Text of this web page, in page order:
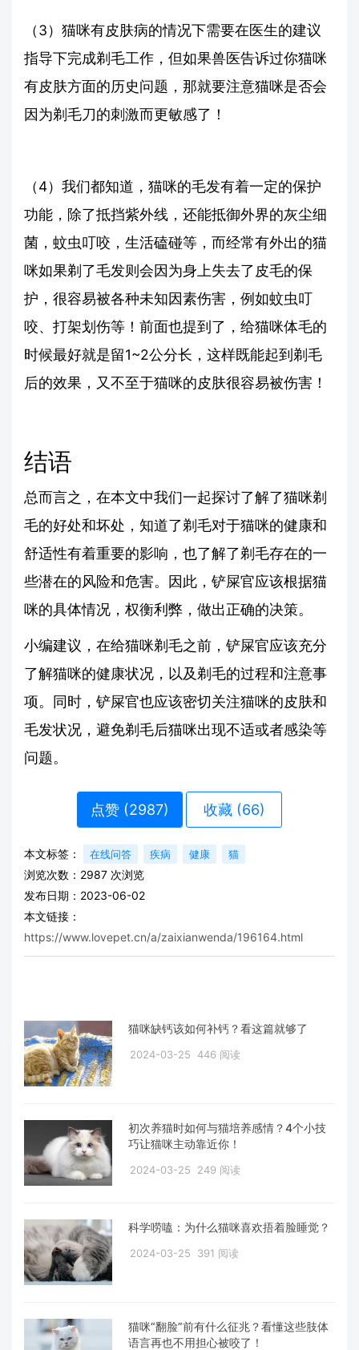
（3）猫咪有皮肤病的情况下需要在医生的建议
指导下完成剃毛工作，但如果兽医告诉过你猫咪
有皮肤方面的历史问题，那就要注意猫咪是否会
因为剃毛刀的刺激而更敏感了！
（4）我们都知道，猫咪的毛发有着一定的保护
功能，除了抵挡紫外线，还能抵御外界的灰尘细
菌，蚊虫叮咬，生活磕碰等，而经常有外出的猫
咪如果剃了毛发则会因为身上失去了皮毛的保
护，很容易被各种未知因素伤害，例如蚊虫叮
咬、打架划伤等！前面也提到了，给猫咪体毛的
时候最好就是留1~2公分长，这样既能起到剃毛
后的效果，又不至于猫咪的皮肤很容易被伤害！
结语
总而言之，在本文中我们一起探讨了解了猫咪剃
毛的好处和坏处，知道了剃毛对于猫咪的健康和
舒适性有着重要的影响，也了解了剃毛存在的一
些潜在的风险和危害。因此，铲屎官应该根据猫
咪的具体情况，权衡利弊，做出正确的决策。
小编建议，在给猫咪剃毛之前，铲屎官应该充分
了解猫咪的健康状况，以及剃毛的过程和注意事
项。同时，铲屎官也应该密切关注猫咪的皮肤和
毛发状况，避免剃毛后猫咪出现不适或者感染等
问题。
点赞 (2987) 收藏 (66)
本文标签： 在线问答 疾病 健康 猫
浏览次数： 2987 次浏览
发布日期：2023-06-02
本文链接：
https://www.lovepet.cn/a/zaixianwenda/196164.html
猫咪缺钙该如何补钙？看这篇就够了
2024-03-25 446 阅读
初次养猫时如何与猫培养感情？4个小技
巧让猫咪主动靠近你！
2024-03-25 249 阅读
科学唠嗑：为什么猫咪喜欢捂着脸睡觉？
2024-03-25 391 阅读
猫咪“翻脸”前有什么征兆？看懂这些肢体
语言再也不用担心被咬了！